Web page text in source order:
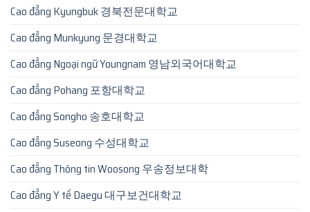
Cao đẳng Kyungbuk 경북전문대학교
Cao đẳng Munkyung 문경대학교
Cao đẳng Ngoại ngữ Youngnam 영남외국어대학교
Cao đẳng Pohang 포항대학교
Cao đẳng Songho 송호대학교
Cao đẳng Suseong 수성대학교
Cao đẳng Thông tin Woosong 우송정보대학
Cao đẳng Y tế Daegu 대구보건대학교